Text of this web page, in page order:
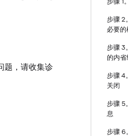
题，请收集诊
步骤 2
必要
步骤 3
的内省
步骤 4
关闭
步骤 5
息
步骤 6